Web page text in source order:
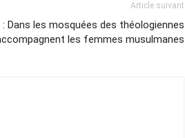
Article suivant
: Dans les mosquées des théologiennes
les femmes musulmanes